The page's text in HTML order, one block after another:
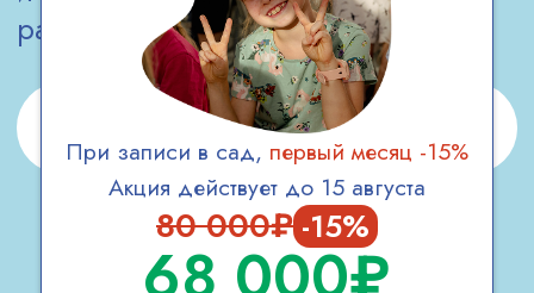
После завершения занятия педагог
акцентирует внимание на успехах
ребёнка, подчеркивая его достижения
в процессе. Родители получают
профессиональные рекомендации
по развитию малыша, а также отчёт
о его успехах: что получилось особенно
хорошо, какие моменты были
успешными и какие шаги можно
предпринять для дальнейшего роста
и развития ребёнка. Вы всегда можете